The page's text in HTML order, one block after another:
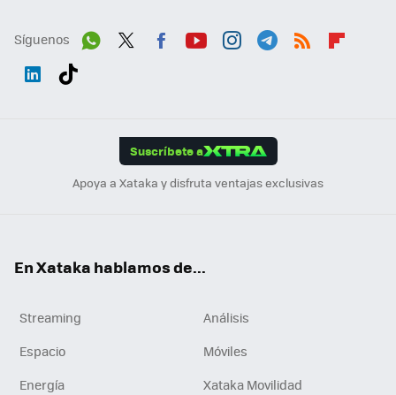
Síguenos
Suscríbete a
Apoya a Xataka y disfruta ventajas exclusivas
En Xataka hablamos de...
Streaming
Análisis
Espacio
Móviles
Energía
Xataka Movilidad